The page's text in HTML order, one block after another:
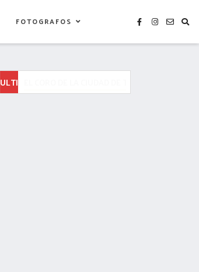
FOTOGRAFOS
ULTIMAS